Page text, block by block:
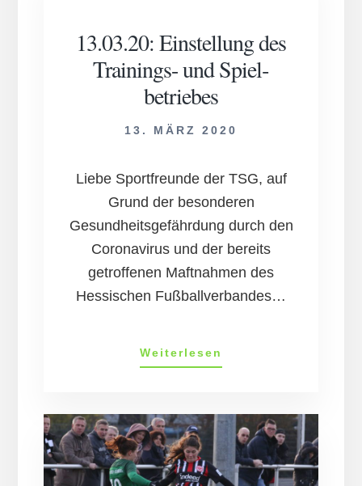
nicht
mehr
zu
13.03.20: Einstell­ung des
Train­ings- und Spiel­
betriebes
13. MÄRZ 2020
Liebe Sportfreunde der TSG, auf
Grund der besonderen
Gesundheitsgefährdung durch den
Coronavirus und der bereits
getroffenen Maftnahmen des
Hessischen Fußballverbandes…
Weiterlesen
Einstell­
Train­
ings-
und
Spiel­